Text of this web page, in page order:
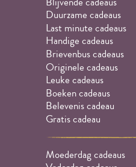
Duurzame cadeaus
Last minute cadeaus
Handige cadeaus
Brievenbus cadeaus
Originele cadeaus
Leuke cadeaus
Boeken cadeaus
Belevenis cadeau
Gratis cadeau
Moederdag cadeaus